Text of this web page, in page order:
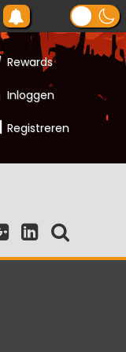
Rewards
Inloggen
Registreren